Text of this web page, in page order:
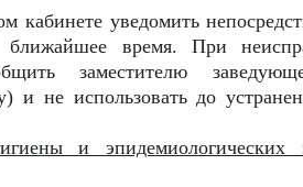
кабинете уведомить
время. При
заместителю
и не использовать до
и